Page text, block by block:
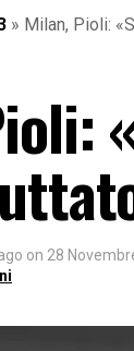
» Milan, Pioli:
on 28